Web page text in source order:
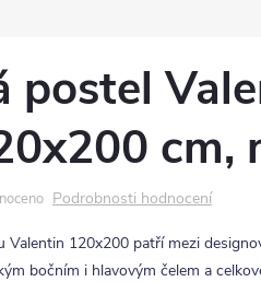
postel
cm,
Podrobnosti hodnocení
Valentin 120x200 patří mezi
bočním i hlavovým čelem a